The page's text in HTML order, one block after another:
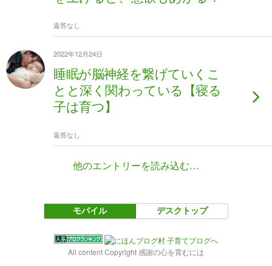
返答なし
2022年12月24日
睡眠が脳神経を繋げていくこ
とと深く関わっている【寝る
子は育つ】
返答なし
他のエントリーを読み込む…
モバイル デスクトップ
All content Copyright 感謝の心を育むには